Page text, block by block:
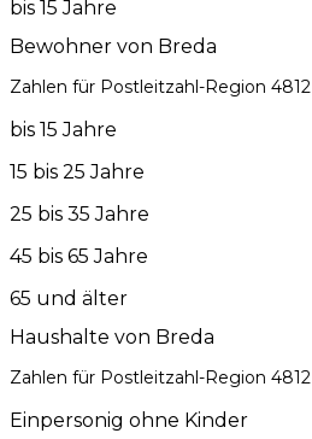
bis 15 Jahre
Bewohner von Breda
Zahlen für Postleitzahl-Region 4812
bis 15 Jahre
15 bis 25 Jahre
25 bis 35 Jahre
45 bis 65 Jahre
65 und älter
Haushalte von Breda
Zahlen für Postleitzahl-Region 4812
Einpersonig ohne Kinder